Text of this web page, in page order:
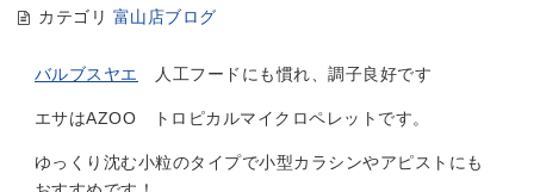
カテゴリ 富山店ブログ
バルブスヤエ 人工フードにも慣れ、調子良好です
エサはAZOO トロピカルマイクロペレットです。
ゆっくり沈む小粒のタイプで小型カラシンやアピストにも